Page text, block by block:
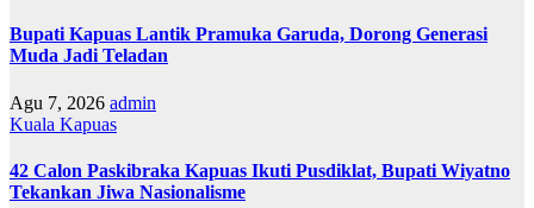
Bupati Kapuas Lantik Pramuka Garuda, Dorong Generasi
Muda Jadi Teladan
Agu 7, 2026 admin
Kuala Kapuas
42 Calon Paskibraka Kapuas Ikuti Pusdiklat, Bupati Wiyatno
Tekankan Jiwa Nasionalisme